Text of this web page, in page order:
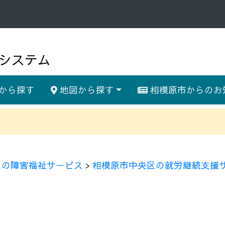
ステム
ら探す 地図から探す 相模原市からの
障害福祉サービス > 相模原市中央区の就労継続支援